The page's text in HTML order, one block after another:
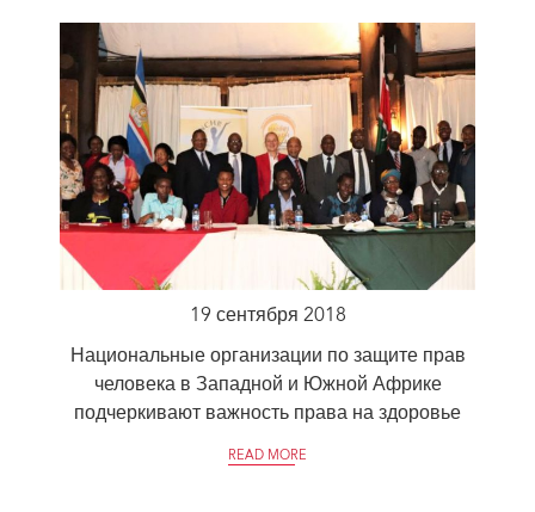
19 сентября 2018
Национальные организации по защите прав
человека в Западной и Южной Африке
подчеркивают важность права на здоровье
READ MORE